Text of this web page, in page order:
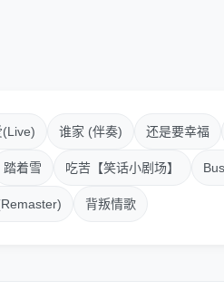
谁家 (伴奏) 还是要幸福
踏着雪 吃苦【笑话小剧场】
背叛情歌